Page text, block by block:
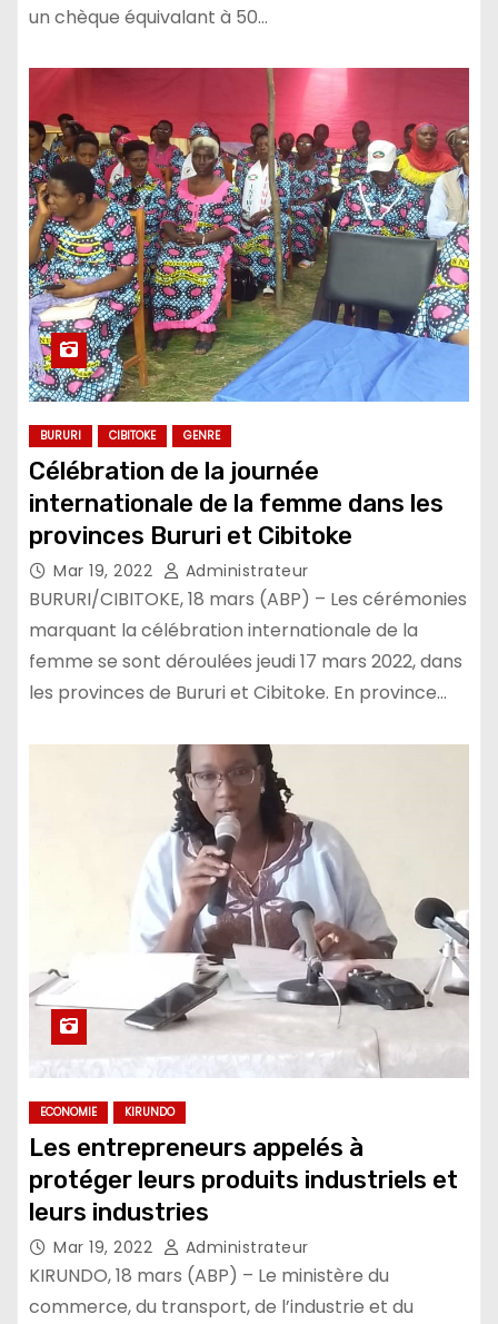
un chèque équivalant à 50…
BURURI CIBITOKE GENRE
Célébration de la journée
internationale de la femme dans les
provinces Bururi et Cibitoke
Mar 19, 2022 Administrateur
BURURI/CIBITOKE, 18 mars (ABP) – Les cérémonies
marquant la célébration internationale de la
femme se sont déroulées jeudi 17 mars 2022, dans
les provinces de Bururi et Cibitoke. En province…
ECONOMIE KIRUNDO
Les entrepreneurs appelés à
protéger leurs produits industriels et
leurs industries
Mar 19, 2022 Administrateur
KIRUNDO, 18 mars (ABP) – Le ministère du
commerce, du transport, de l’industrie et du